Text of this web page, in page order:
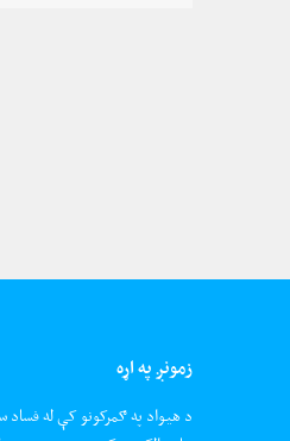
زمونږ په اړه
د هیواد په ګمرکونو کې له فساد